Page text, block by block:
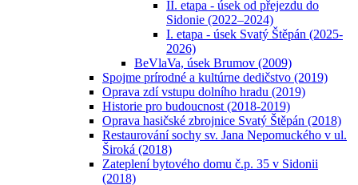
II. etapa - úsek od přejezdu do
Sidonie (2022–2024)
I. etapa - úsek Svatý Štěpán (2025-
2026)
BeVlaVa, úsek Brumov (2009)
Spojme prírodné a kultúrne dedičstvo (2019)
Oprava zdí vstupu dolního hradu (2019)
Historie pro budoucnost (2018-2019)
Oprava hasičské zbrojnice Svatý Štěpán (2018)
Restaurování sochy sv. Jana Nepomuckého v ul.
Široká (2018)
Zateplení bytového domu č.p. 35 v Sidonii
(2018)